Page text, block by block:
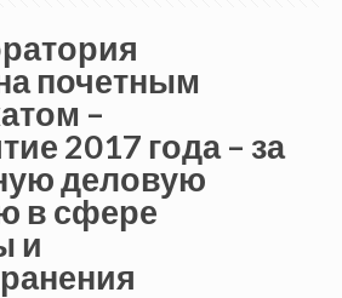
почетным
–
2017 года – за
деловую
в сфере
и